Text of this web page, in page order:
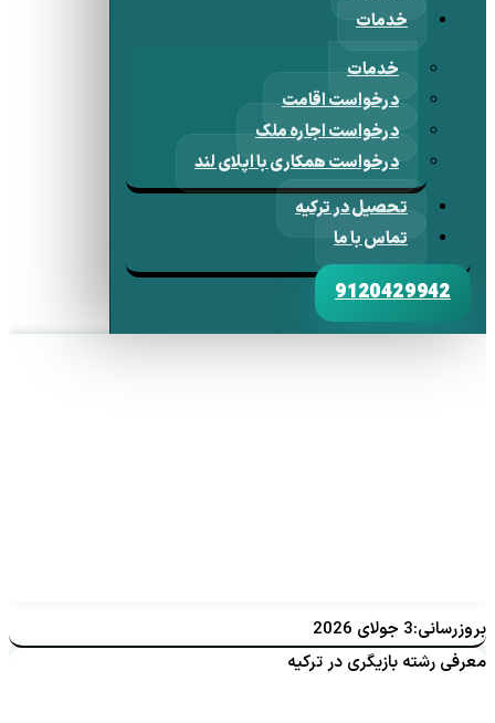
خدمات
خدمات
درخواست اقامت
درخواست اجاره ملک
درخواست همکاری با اپلای لند
تحصیل در ترکیه
تماس با ما
9120429942
بروزرسانی:3 جولای 2026
معرفی رشته بازیگری در ترکیه